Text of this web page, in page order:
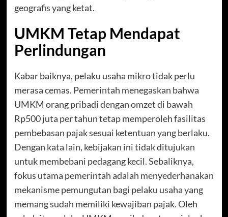
geografis yang ketat.
UMKM Tetap Mendapat
Perlindungan
Kabar baiknya, pelaku usaha mikro tidak perlu
merasa cemas. Pemerintah menegaskan bahwa
UMKM orang pribadi dengan omzet di bawah
Rp500 juta per tahun tetap memperoleh fasilitas
pembebasan pajak sesuai ketentuan yang berlaku.
Dengan kata lain, kebijakan ini tidak ditujukan
untuk membebani pedagang kecil. Sebaliknya,
fokus utama pemerintah adalah menyederhanakan
mekanisme pemungutan bagi pelaku usaha yang
memang sudah memiliki kewajiban pajak. Oleh